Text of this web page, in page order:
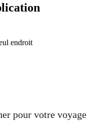
endroit
pour votre voyage